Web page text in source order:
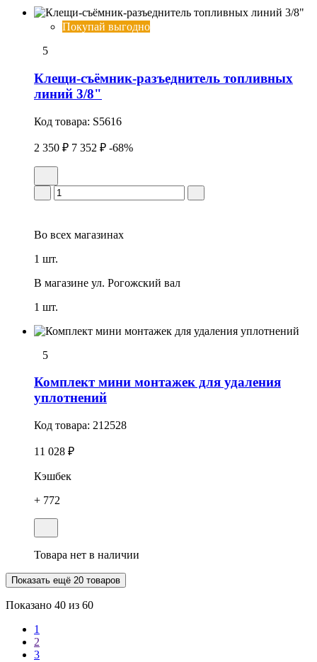
Покупай выгодно
5
Клещи-съёмник-разъеднитель топливных
линий 3/8"
Код товара: S5616
2 350 ₽ 7 352 ₽ -68%
Во всех магазинах
1 шт.
В магазине ул. Рогожский вал
1 шт.
5
Комплект мини монтажек для удаления
уплотнений
Код товара: 212528
11 028 ₽
Кэшбек
+ 772
Товара нет в наличии
Показать ещё 20 товаров
Показано 40 из 60
1
2
3